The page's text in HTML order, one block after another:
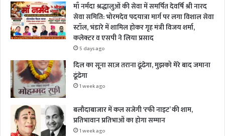
माँ नर्मदा श्रद्धालुओं की सेवा में समर्पित देवर्षि श्री नारद
सेवा समिति: भोरमदेव पदयात्रा मार्ग पर लगा विशाल सेवा
स्टॉल, भंडारे में शामिल होकर गृह मंत्री विजय शर्मा,
कलेक्टर व एसपी ने लिया प्रसाद
5 days ago
दिल का सूना साज़ तराना ढूंढेगा, मुझको मेरे बाद जमाना
ढूंढेगा
1 week ago
बलौदाबाजार में कल सजेगी ‘रफी नाइट’ की शाम,
प्रतिभावान प्रतिभाओं का होगा सम्मान
1 week ago